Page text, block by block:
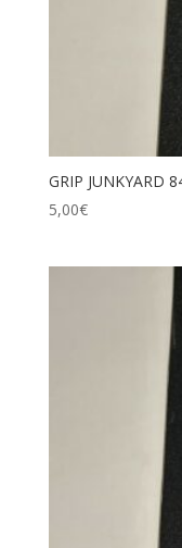
GRIP JUNKYARD
5,00€